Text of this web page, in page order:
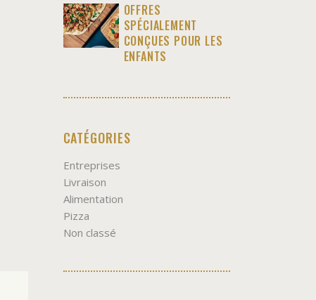
OFFRES
SPÉCIALEMENT
CONÇUES POUR LES
ENFANTS
CATÉGORIES
Entreprises
Livraison
Alimentation
Pizza
Non classé